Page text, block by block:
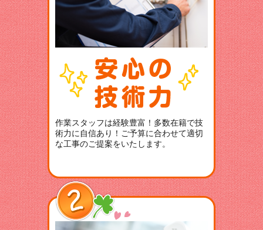
作業スタッフは経験豊富！多数在籍で技
術力に自信あり！ご予算に合わせて適切
な工事のご提案をいたします。